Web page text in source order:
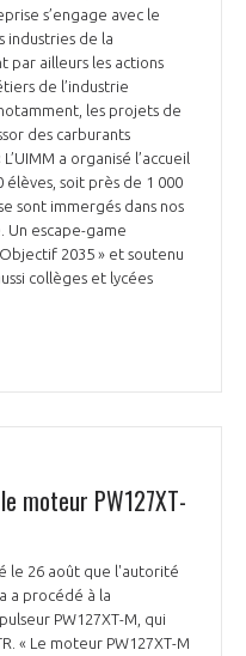
s’engage avec le
industries de la
par ailleurs les actions
de l’industrie
les projets de
des carburants
a organisé l’accueil
élèves, soit près de 1 000
sont immergés dans nos
Un escape-game
2035 » et soutenu
collèges et lycées
moteur PW127XT-
le 26 août que l'autorité
a procédé à la
PW127XT-M, qui
« Le moteur PW127XT-M